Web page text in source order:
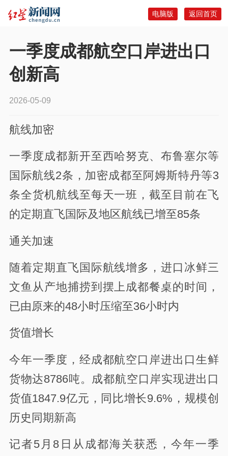
返回首页
电脑版
一季度成都航空口岸进出口
创新高
2026-05-09
航线加密
一季度成都新开至西哈努克、布鲁塞尔等
国际航线2条，加密成都至阿姆斯特丹等3
条全货机航线至每天一班，截至目前在飞
的定期直飞国际及地区航线已增至85条
通关加速
随着定期直飞国际航线增多，进口冰鲜三
文鱼从产地捕捞到摆上成都餐桌的时间，
已由原来的48小时压缩至36小时内
货值增长
今年一季度，经成都航空口岸进出口生鲜
货物达8786吨。成都航空口岸实现进出口
货值1847.9亿元，同比增长9.6%，规模创
历史同期新高
记者5月8日从成都海关获悉，今年一季